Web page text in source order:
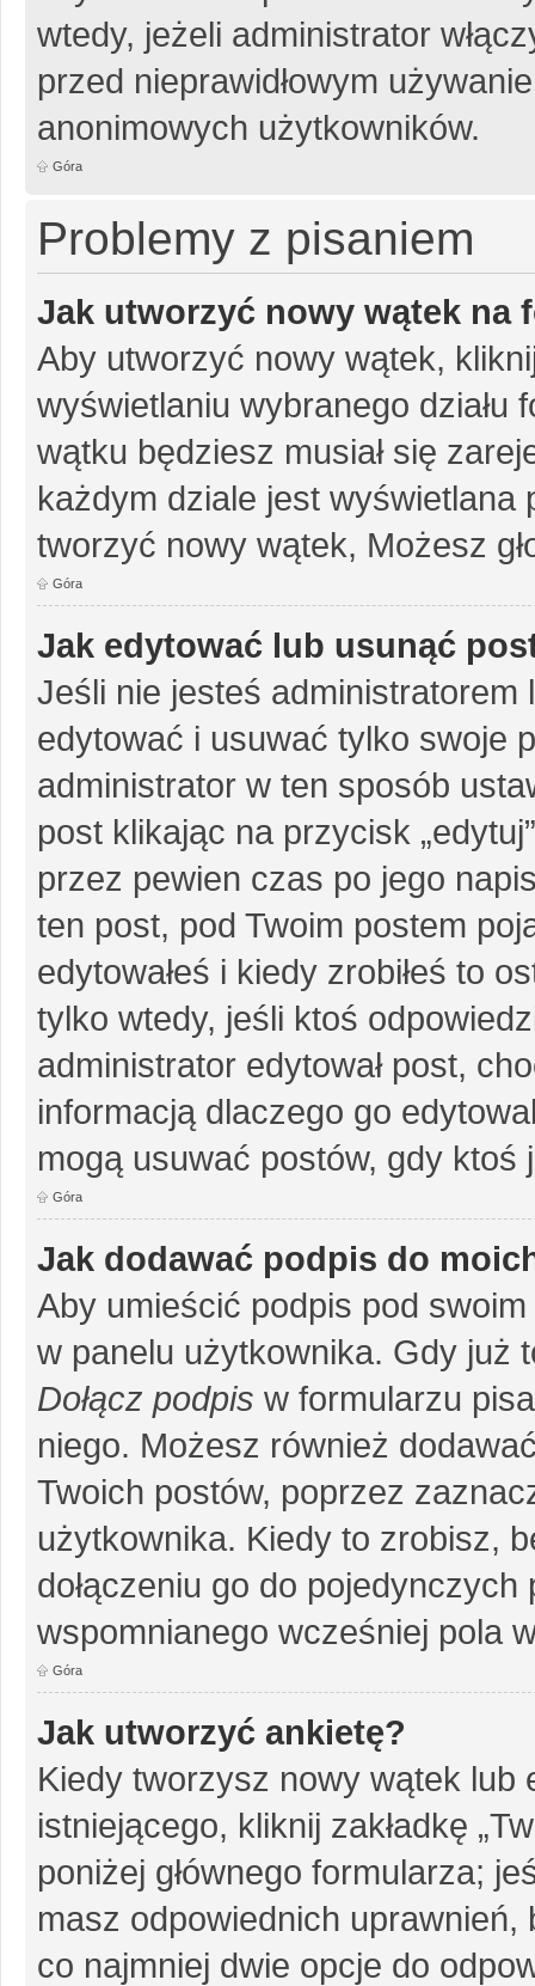
wtedy, jeżeli administrator
przed nieprawidłowym
anonimowych użytkowników.
Góra
Problemy z pisaniem
Jak utworzyć nowy wątek na
Aby utworzyć nowy wątek,
wyświetlaniu wybranego działu
wątku będziesz musiał się
każdym dziale jest wyświetlana
tworzyć nowy wątek, Możesz
Góra
Jak edytować lub usunąć
Jeśli nie jesteś
edytować i usuwać tylko swoje
administrator w ten sposób
post klikając na przycisk
przez pewien czas po jego
ten post, pod Twoim postem
edytowałeś i kiedy zrobiłeś to
tylko wtedy, jeśli ktoś
administrator edytował post,
informacją dlaczego go
mogą usuwać postów, gdy ktoś
Góra
Jak dodawać podpis do
Aby umieścić podpis pod
w panelu użytkownika. Gdy już
Dołącz podpis w formularzu
niego. Możesz również
Twoich postów, poprzez
użytkownika. Kiedy to zrobisz,
dołączeniu go do
wspomnianego wcześniej pola
Góra
Jak utworzyć ankietę?
Kiedy tworzysz nowy wątek lub
istniejącego, kliknij zakładkę
poniżej głównego formularza;
masz odpowiednich uprawnień,
co najmniej dwie opcje do